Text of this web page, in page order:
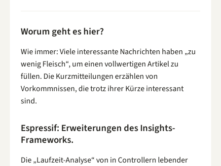
Worum geht es hier?
Wie immer: Viele interessante Nachrichten haben „zu
wenig Fleisch“, um einen vollwertigen Artikel zu
füllen. Die Kurzmitteilungen erzählen von
Vorkommnissen, die trotz ihrer Kürze interessant
sind.
Espressif: Erweiterungen des Insights-
Frameworks.
Die „Laufzeit-Analyse“ von in Controllern lebender